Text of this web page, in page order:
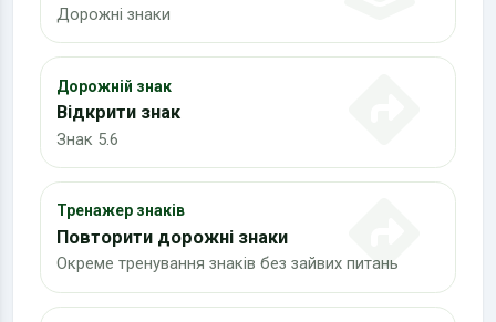
Дорожні знаки
Дорожній знак
Відкрити знак
Знак 5.6
Тренажер знаків
Повторити дорожні знаки
Окреме тренування знаків без зайвих питань